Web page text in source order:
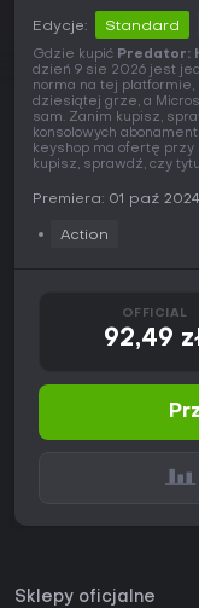
Edycje: Standard
Gdzie kupić Predator:
dzień 9 sie 2026 jest
norma na tej
dziesiątej grze, a
sam. Zanim kupisz,
konsolowych
keyshop ma ofertę
kupisz, sprawdź, czy
Premiera: 01 paź 2024
Action
OFFICIAL
92,49
Sklepy oficjalne